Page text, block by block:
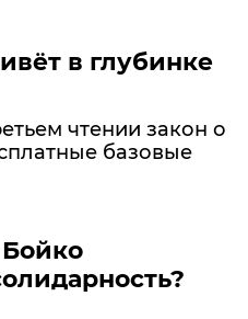
в глубинке
чтении закон о
базовые